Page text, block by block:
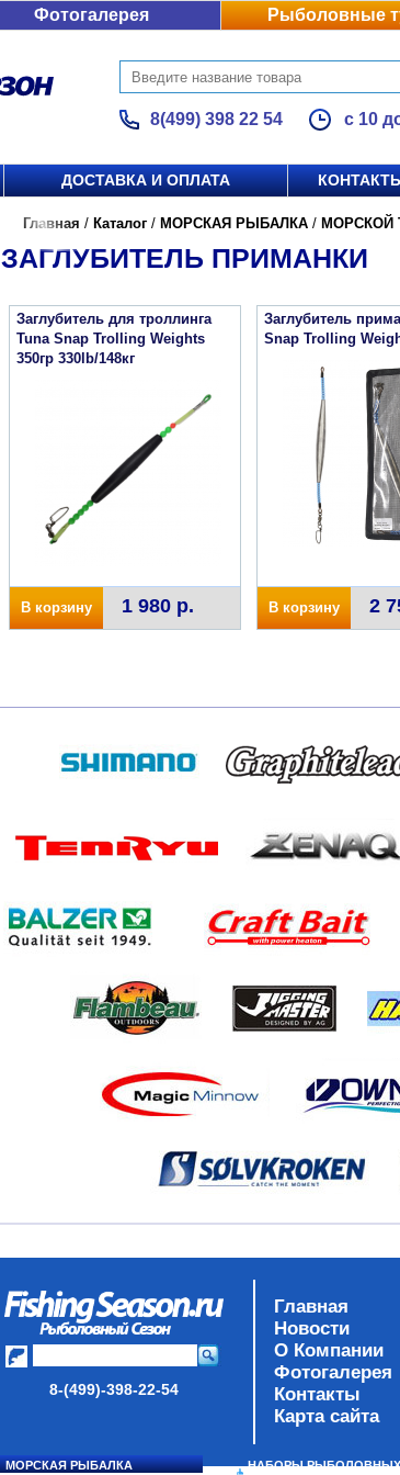
Фотогалерея Рыболовные
8(499) 398 22 54 с 10
ДОСТАВКА И ОПЛАТА
Главная / Каталог / МОРСКАЯ РЫБАЛКА / МОРСКОЙ
ЗАГЛУБИТЕЛЬ ПРИМАНКИ
Заглубитель для троллинга
Tuna Snap Trolling Weights
350гр 330lb/148кг
В корзину 1 980 р.
Заглубитель
Snap Trolling
В корзину 2
8-(499)-398-22-54
Главная
Новости
О Компании
Фотогалерея
Контакты
Карта сайта
МОРСКАЯ РЫБАЛКА
НАБОРЫ